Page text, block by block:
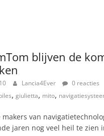
blijven de
Lancia4Ever 0 reacties
, giulietta, mito,
makers van
jaren nog veel heil te zien